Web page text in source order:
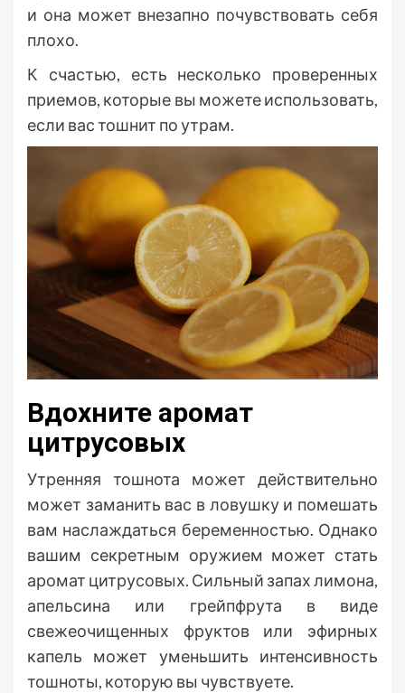
и она может внезапно почувствовать себя
плохо.
К счастью, есть несколько проверенных
приемов, которые вы можете использовать,
если вас тошнит по утрам.
Вдохните аромат
цитрусовых
Утренняя тошнота может действительно
может заманить вас в ловушку и помешать
вам наслаждаться беременностью. Однако
вашим секретным оружием может стать
аромат цитрусовых. Сильный запах лимона,
апельсина или грейпфрута в виде
свежеочищенных фруктов или эфирных
капель может уменьшить интенсивность
тошноты, которую вы чувствуете.